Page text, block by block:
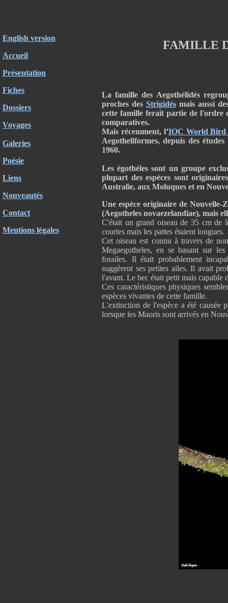
English version
Accueil
Présentation
Fiches
Dossiers
Voyages
Galeries
Poésie
Liens
Nouveautés
Contact
Mentions légales
FAMILLE
La famille des Aegothélidés
proches des Strigidésmais aussi
cette famille ferait partie de l'ordre
comparatives.
Mais récemment, l’IOC World Bird
Aegotheliformes, depuis des
1960.
Les égothèles sont un groupe
plupart des espèces sont
Australie, aux Moluques et en
Une espèce originaire de Nouvelle-
(Aegotheles novaezelandiae), mais
C'était un grand oiseau de 35 cm de
courtes mais les pattes étaient longues.
Cet oiseau est connu à travers de
Megaegotheles, en se basant sur
fossiles. Il était probablement
suggèrent ses petites ailes. Il avait
l'avant. Le bec était petit mais capable
Ces caractéristiques physiques
espèces vivantes de cette famille.
L'extinction de l'espèce a été causée
lorsque les Maoris sont arrivés en